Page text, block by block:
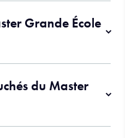
Grande École
du Master